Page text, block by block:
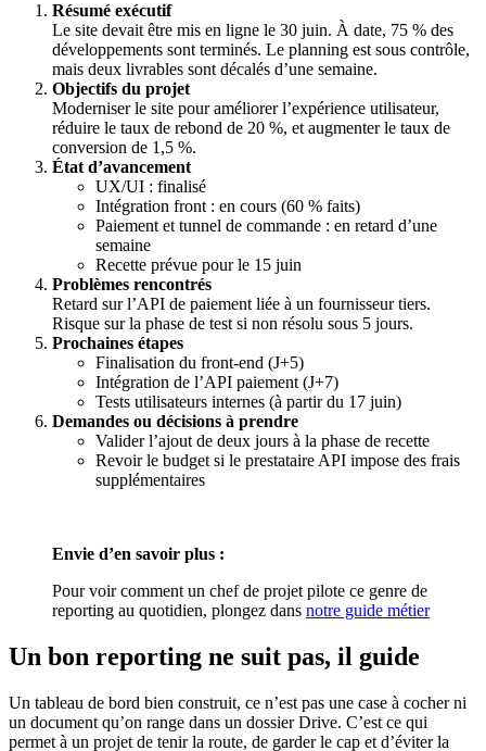
Résumé exécutif
Le site devait être mis en ligne le 30 juin. À date, 75 % des
développements sont terminés. Le planning est sous contrôle,
mais deux livrables sont décalés d’une semaine.
Objectifs du projet
Moderniser le site pour améliorer l’expérience utilisateur,
réduire le taux de rebond de 20 %, et augmenter le taux de
conversion de 1,5 %.
État d’avancement
UX/UI : finalisé
Intégration front : en cours (60 % faits)
Paiement et tunnel de commande : en retard d’une
semaine
Recette prévue pour le 15 juin
Problèmes rencontrés
Retard sur l’API de paiement liée à un fournisseur tiers.
Risque sur la phase de test si non résolu sous 5 jours.
Prochaines étapes
Finalisation du front-end (J+5)
Intégration de l’API paiement (J+7)
Tests utilisateurs internes (à partir du 17 juin)
Demandes ou décisions à prendre
Valider l’ajout de deux jours à la phase de recette
Revoir le budget si le prestataire API impose des frais
supplémentaires
Envie d’en savoir plus :
Pour voir comment un chef de projet pilote ce genre de
reporting au quotidien, plongez dans notre guide métier
Un bon reporting ne suit pas, il guide
Un tableau de bord bien construit, ce n’est pas une case à cocher ni
un document qu’on range dans un dossier Drive. C’est ce qui
permet à un projet de tenir la route, de garder le cap et d’éviter la